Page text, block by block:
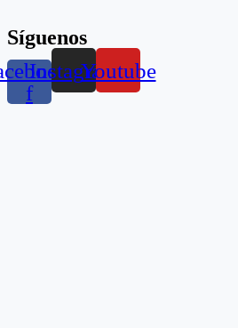
Síguenos
f
InstagramYoutube